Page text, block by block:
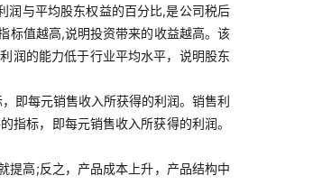
润与平均股东权益的百分比,是公司税后
标值越高,说明投资带来的收益越高。该
润的能力低于行业平均水平，说明股东
即每元销售收入所获得的利润。销售利
标，即每元销售收入所获得的利润。
提高;反之，产品成本上升，产品结构中